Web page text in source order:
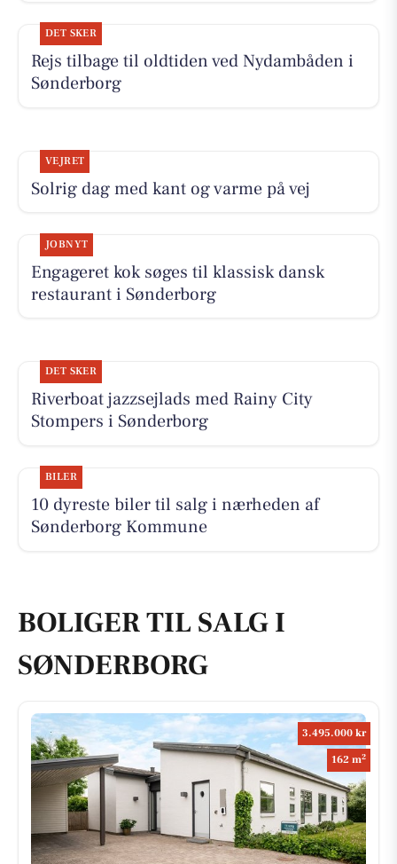
DET SKER
Rejs tilbage til oldtiden ved Nydambåden i
Sønderborg
VEJRET
Solrig dag med kant og varme på vej
JOBNYT
Engageret kok søges til klassisk dansk
restaurant i Sønderborg
DET SKER
Riverboat jazzsejlads med Rainy City
Stompers i Sønderborg
BILER
10 dyreste biler til salg i nærheden af
Sønderborg Kommune
BOLIGER TIL SALG I
SØNDERBORG
3.495.000 kr
162 m2